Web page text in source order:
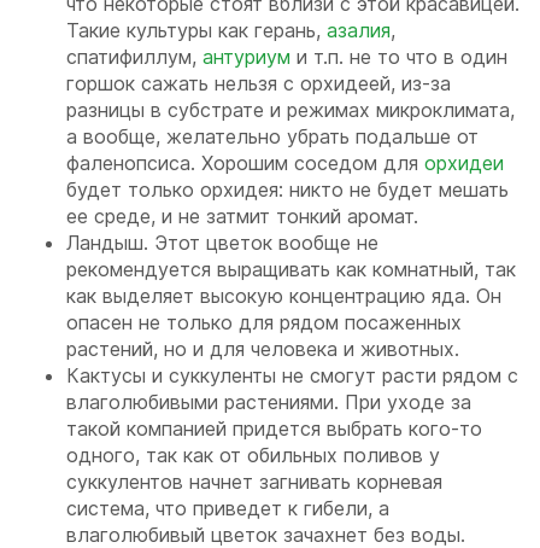
Такие культуры как герань, азалия,
спатифиллум, антуриум и т.п. не то что в один
горшок сажать нельзя с орхидеей, из-за
разницы в субстрате и режимах микроклимата,
а вообще, желательно убрать подальше от
фаленопсиса. Хорошим соседом для орхидеи
будет только орхидея: никто не будет мешать
ее среде, и не затмит тонкий аромат.
Ландыш. Этот цветок вообще не
рекомендуется выращивать как комнатный, так
как выделяет высокую концентрацию яда. Он
опасен не только для рядом посаженных
растений, но и для человека и животных.
Кактусы и суккуленты не смогут расти рядом с
влаголюбивыми растениями. При уходе за
такой компанией придется выбрать кого-то
одного, так как от обильных поливов у
суккулентов начнет загнивать корневая
система, что приведет к гибели, а
влаголюбивый цветок зачахнет без воды.